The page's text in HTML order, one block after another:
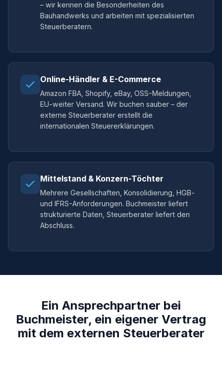
– wir kennen die Besonderheiten des
Bauhandwerks und arbeiten mit spezialisierten
Steuerberatern.
Online-Händler & E-Commerce
Amazon FBA, Shopify, eBay, OSS-Meldungen,
EU-weiter Versand. Wir buchen sauber – der
externe Steuerberater erstellt die
internationalen Steuererklärungen.
Mittelstand & Konzern-Töchter
Mehrere Gesellschaften, Konsolidierung, HGB-
und IFRS-Anforderungen. Buchmeister liefert
strukturierte Daten, Steuerberater liefert den
Abschluss.
Ein Ansprechpartner bei
Buchmeister, ein eigener Vertrag
mit dem externen Steuerberater